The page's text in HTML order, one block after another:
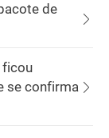
de
ficou
se confirma